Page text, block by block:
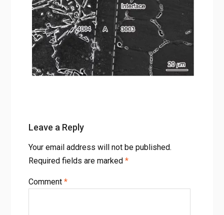
Leave a Reply
Your email address will not be published.
Required fields are marked *
Comment *